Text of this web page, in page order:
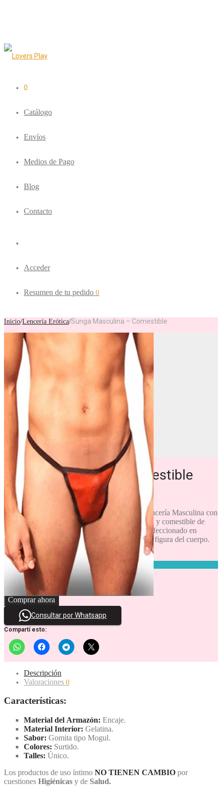
0
Catálogo
Envíos
Medios de Pago
Blog
Contacto
Acceder
Resumen de tu pedido 0
Inicio/Lencería Erótica/Sunga Masculina – Comestible
Previous
Next
Sunga Masculina – Comestible
9.900
La Sunga Masculina – Comestible.
Es una lencería Masculina con
Armazón de encaje, centro de Gelatina. Sabrosa y comestible de
gomita tipo Mogul. Talle único, que al estar confeccionado en
encaje y elástico se adapta fácilmente. Realza la figura del cuerpo.
Colores surtidos. Listo para jugar…!!!
2 disponibles
Cantidad
Cantidad
Comprar ahora
Consultar por Whatsapp
Compartí esto:
Descripción
Valoraciones 0
Características:
Material del Armazón: Encaje.
Material Interior: Gelatina.
Sabor: Gomita tipo Mogul.
Colores: Surtido.
Talles: Único.
Los productos de uso íntimo NO TIENEN CAMBIO por
cuestiones Higiénicas y de Salud.